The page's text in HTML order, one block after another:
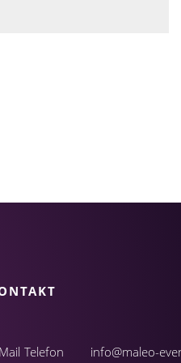
info@maleo-
Telefon